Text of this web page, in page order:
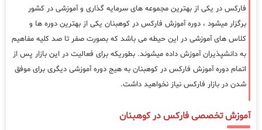
فارکس در یکی از بهترین مجموعه های سرمایه گذاری و آموزشی در کشور
برگزار میشود ، دوره آموزش فارکس در کوهبنان یکی از بهترین دوره ها و
کلاس های آموزشی در این حیطه می باشد که بصورت صفر تا صد کلیه مفاهیم
به دانشپذیران آموزش داده میشوند. بطوریکه برای فعالیت در این بازار پس از
اتمام دوره آموزش فارکس در کوهبنان به هیج دوره آموزشی دیگری برای موفق
شدن در بازار فارکس نیاز نخواهید داشت.
آموزش تخصصی فارکس در کوهبنان